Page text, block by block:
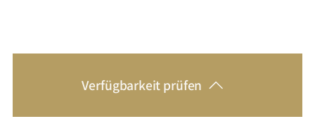
Verfügbarkeit prüfen